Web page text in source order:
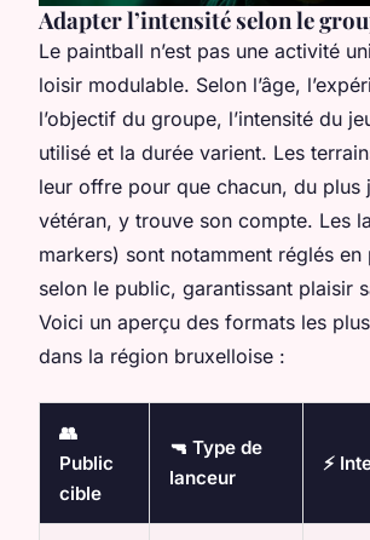
Adapter l’intensité selon le
Le paintball n’est pas une activité
loisir modulable. Selon l’âge,
l’objectif du groupe, l’intensité du
utilisé et la durée varient. Les
leur offre pour que chacun, du plus
vétéran, y trouve son compte. Les
markers) sont notamment réglés en
selon le public, garantissant plaisir
Voici un aperçu des formats les
dans la région bruxelloise :
👥
Public
cible
🔫 Type de
lanceur
⚡️